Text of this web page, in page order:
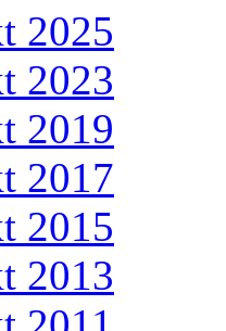
2025
2023
2019
2017
2015
2013